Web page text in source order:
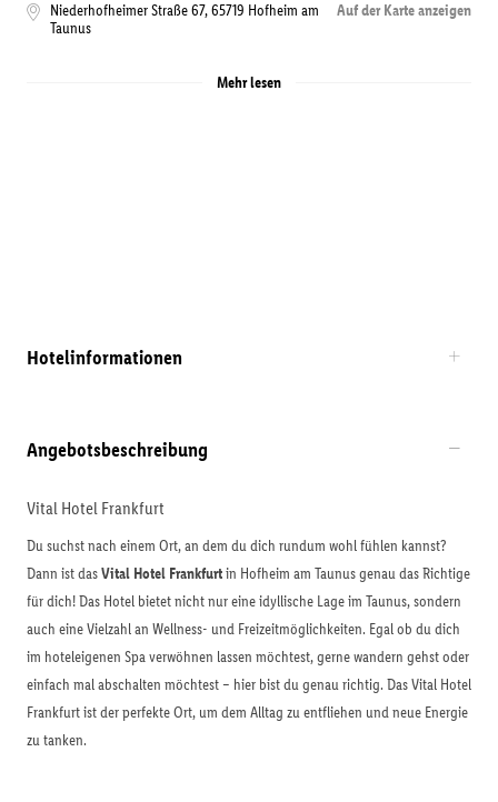
Niederhofheimer Straße 67,65719 Hofheim am
Taunus
Auf der Karte anzeigen
Mehr lesen
Hotelinformationen
Angebotsbeschreibung
Vital Hotel Frankfurt
Du suchst nach einem Ort, an dem du dich rundum wohl fühlen kannst?
Dann ist dasVital Hotel Frankfurtin Hofheim am Taunus genau das Richtige
für dich! Das Hotel bietet nicht nur eine idyllische Lage im Taunus, sondern
auch eine Vielzahl an Wellness- und Freizeitmöglichkeiten. Egal ob du dich
im hoteleigenen Spa verwöhnen lassen möchtest, gerne wandern gehst oder
einfach mal abschalten möchtest – hier bist du genau richtig. Das Vital Hotel
Frankfurt ist der perfekte Ort, um dem Alltag zu entfliehen und neue Energie
zu tanken.